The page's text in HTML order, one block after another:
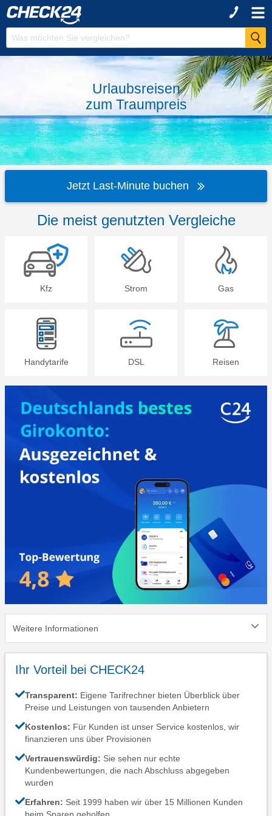
Urlaubsreisen
zum Traumpreis
Jetzt Last-Minute buchen
Die meist genutzten Vergleiche
Kfz Strom Gas
Handytarife DSL Reisen
Weitere Informationen
Ihr Vorteil bei CHECK24
Transparent: Eigene Tarifrechner bieten Überblick über
Preise und Leistungen von tausenden Anbietern
Kostenlos: Für Kunden ist unser Service kostenlos, wir
finanzieren uns über Provisionen
Vertrauenswürdig: Sie sehen nur echte
Kundenbewertungen, die nach Abschluss abgegeben
wurden
Erfahren: Seit 1999 haben wir über 15 Millionen Kunden